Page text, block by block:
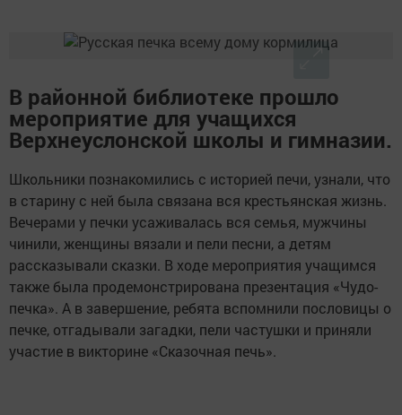
В районной библиотеке прошло
мероприятие для учащихся
Верхнеуслонской школы и гимназии.
Школьники познакомились с историей печи, узнали, что
в старину с ней была связана вся крестьянская жизнь.
Вечерами у печки усаживалась вся семья, мужчины
чинили, женщины вязали и пели песни, а детям
рассказывали сказки. В ходе мероприятия учащимся
также была продемонстрирована презентация «Чудо-
печка». А в завершение, ребята вспомнили пословицы о
печке, отгадывали загадки, пели частушки и приняли
участие в викторине «Сказочная печь».